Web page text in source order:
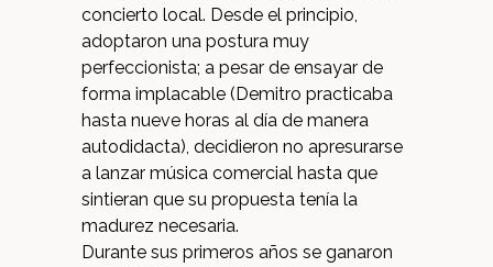
concierto local. Desde el principio,
adoptaron una postura muy
perfeccionista; a pesar de ensayar de
forma implacable (Demitro practicaba
hasta nueve horas al día de manera
autodidacta), decidieron no apresurarse
a lanzar música comercial hasta que
sintieran que su propuesta tenía la
madurez necesaria.
Durante sus primeros años se ganaron